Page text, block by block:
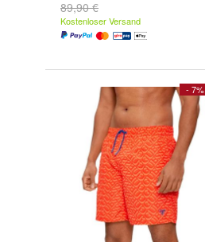
89,90 €
Kostenloser Versand
- 7%